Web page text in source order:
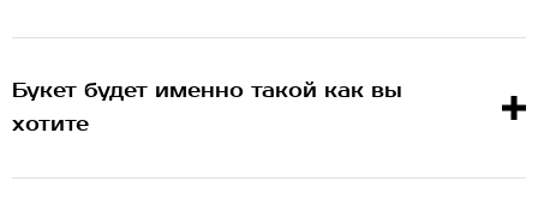
Букет будет именно такой как вы
хотите